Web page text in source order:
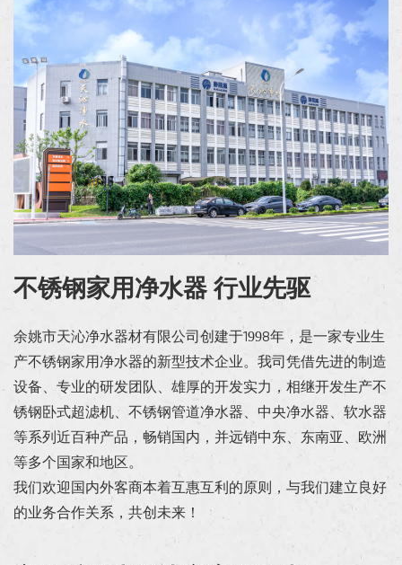
不锈钢家用净水器 行业先驱
余姚市天沁净水器材有限公司创建于1998年，是一家专业生
产不锈钢家用净水器的新型技术企业。我司凭借先进的制造
设备、专业的研发团队、雄厚的开发实力，相继开发生产不
锈钢卧式超滤机、不锈钢管道净水器、中央净水器、软水器
等系列近百种产品，畅销国内，并远销中东、东南亚、欧洲
等多个国家和地区。
我们欢迎国内外客商本着互惠互利的原则，与我们建立良好
的业务合作关系，共创未来！